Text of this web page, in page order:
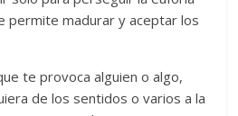
permite madurar y aceptar los
te provoca alguien o algo,
de los sentidos o varios a la